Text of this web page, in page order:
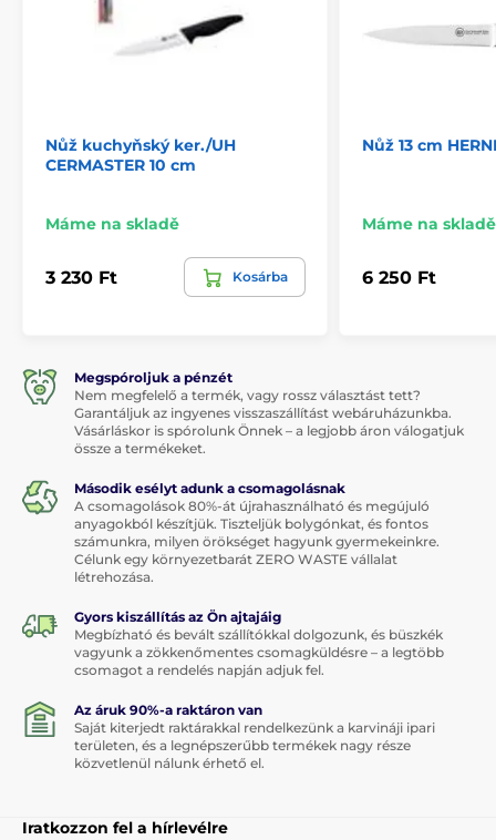
Nůž kuchyňský ker./UH
CERMASTER 10 cm
Máme na skladě
3 230 Ft Kosárba
Nůž 13 cm
Máme na skladě
6 250 Ft
Megspóroljuk a pénzét
Nem megfelelő a termék, vagy rossz választást tett?
Garantáljuk az ingyenes visszaszállítást webáruházunkba.
Vásárláskor is spórolunk Önnek – a legjobb áron válogatjuk
össze a termékeket.
Második esélyt adunk a csomagolásnak
A csomagolások 80%-át újrahasználható és megújuló
anyagokból készítjük. Tiszteljük bolygónkat, és fontos
számunkra, milyen örökséget hagyunk gyermekeinkre.
Célunk egy környezetbarát ZERO WASTE vállalat
létrehozása.
Gyors kiszállítás az Ön ajtajáig
Megbízható és bevált szállítókkal dolgozunk, és büszkék
vagyunk a zökkenőmentes csomagküldésre – a legtöbb
csomagot a rendelés napján adjuk fel.
Az áruk 90%-a raktáron van
Saját kiterjedt raktárakkal rendelkezünk a karvináji ipari
területen, és a legnépszerűbb termékek nagy része
közvetlenül nálunk érhető el.
Iratkozzon fel a hírlevélre